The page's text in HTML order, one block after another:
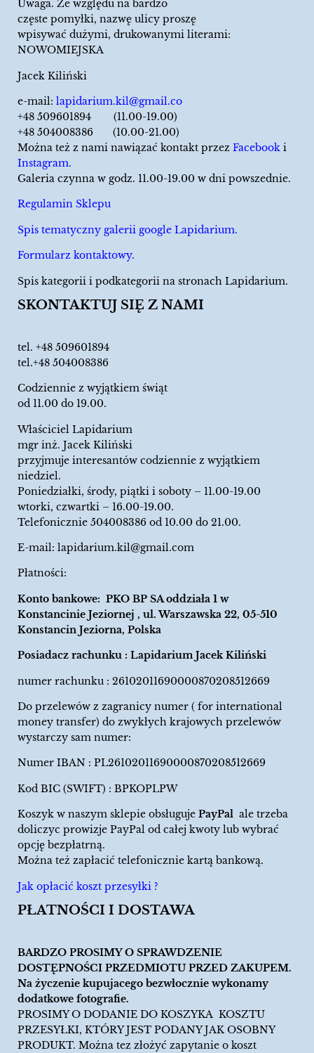
Uwaga. Ze względu na bardzo
częste pomyłki, nazwę ulicy proszę
wpisywać dużymi, drukowanymi literami:
NOWOMIEJSKA
Jacek Kiliński
e-mail: lapidarium.kil@gmail.co
+48 509601894 (11.00-19.00)
+48 504008386 (10.00-21.00)
Można też z nami nawiązać kontakt przez Facebook i
Instagram.
Galeria czynna w godz. 11.00-19.00 w dni powszednie.
Regulamin Sklepu
Spis tematyczny galerii google Lapidarium.
Formularz kontaktowy.
Spis kategorii i podkategorii na stronach Lapidarium.
SKONTAKTUJ SIĘ Z NAMI
tel. +48 509601894
tel.+48 504008386
Codziennie z wyjątkiem świąt
od 11.00 do 19.00.
Właściciel Lapidarium
mgr inż. Jacek Kiliński
przyjmuje interesantów codziennie z wyjątkiem
niedziel.
Poniedziałki, środy, piątki i soboty – 11.00-19.00
wtorki, czwartki – 16.00-19.00.
Telefonicznie 504008386 od 10.00 do 21.00.
E-mail: lapidarium.kil@gmail.com
Płatności:
Konto bankowe: PKO BP SA oddziała 1 w
Konstancinie Jeziornej , ul. Warszawska 22, 05-510
Konstancin Jeziorna, Polska
Posiadacz rachunku : Lapidarium Jacek Kiliński
numer rachunku : 26102011690000870208512669
Do przelewów z zagranicy numer ( for international
money transfer) do zwykłych krajowych przelewów
wystarczy sam numer:
Numer IBAN : PL26102011690000870208512669
Kod BIC (SWIFT) : BPKOPLPW
Koszyk w naszym sklepie obsługuje PayPal ale trzeba
doliczyc prowizje PayPal od całej kwoty lub wybrać
opcję bezpłatrną.
Można też zapłacić telefonicznie kartą bankową.
Jak opłacić koszt przesyłki ?
PŁATNOŚCI I DOSTAWA
BARDZO PROSIMY O SPRAWDZENIE
DOSTĘPNOŚCI PRZEDMIOTU PRZED ZAKUPEM.
Na życzenie kupujacego bezwłocznie wykonamy
dodatkowe fotografie.
PROSIMY O DODANIE DO KOSZYKA KOSZTU
PRZESYŁKI, KTÓRY JEST PODANY JAK OSOBNY
PRODUKT. Można tez złożyć zapytanie o koszt